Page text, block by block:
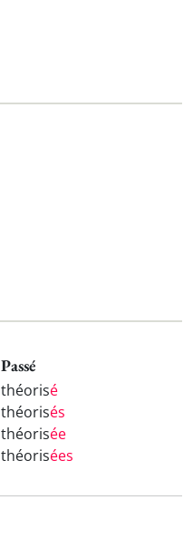
Passé
théorisé
théorisés
théorisée
théorisées